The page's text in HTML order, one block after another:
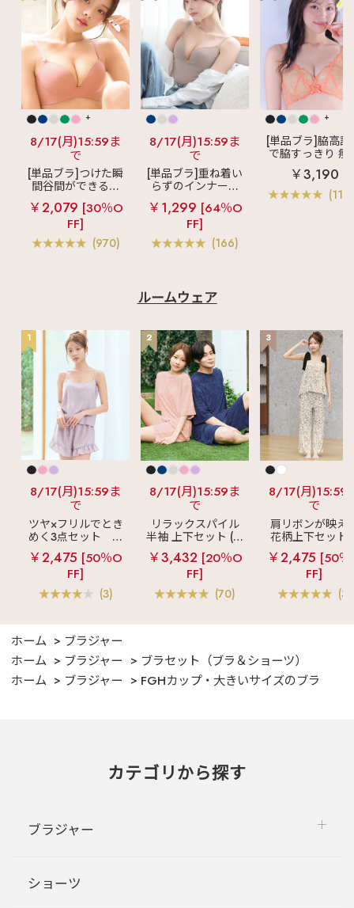
┈┈┈┈┈┈┈┈┈┈
┈♡ 最後までご覧いた
だきありがとうござい
ます♪ 気になる投稿
は"保存"がオススメ☑
aimerfeel（エメフィ
ール）の店舗や 公式
WEBサイトでもチェッ
クしてみてね🧸🤍 この
投稿の他にも ・ランジ
ェリー、ルームウェア
の商品情報 ・下着にま
つわる最新情報 などな
ど毎日更新中🪄 ☞〖
@aimerfeel_official
♡┈┈┈┈┈┈┈┈┈
┈┈┈┈┈┈┈┈┈┈
┈♡ #aimerfeel #エ
メフィール #グラマラ
スサイズ #ブラジャー
ー 脇高 ブラジャー&
ショーツ (FGHカップ)
✧1202201g 小さく見
せる ノンワイヤー ブ
ラジャー&ショーツ
(グラマーサイズ)
✧1602601g シームレ
ス バーレスク脇高ブラ
(R) ブラジャー＆ハー
フバックショーツ
(FGHカップ)
✧1601701g シフォン
フリル 脇高 ブラジャ
ー&ショーツ (FGHカ
ップ) ✧1201915 エア
リークール すっぽり包
ラ (グラマーサイズ)
✧1602701g フラワー
バタフライコード ブラ
ジャー&ショーツ
ヤー ブラジャー&ショ
ーツ (グラマーサイズ)
せる ギンガムチェック
フリル ノンワイヤー
ブラジャー&ショーツ
(グラマーサイズ)
♡┈┈┈┈┈┈┈┈┈
┈┈┈┈┈┈┈┈┈┈
┈♡ 最後までご覧いた
だきありがとうござい
ます♪ 気になる投稿
は"保存"がオススメ☑
aimerfeel（エメフィ
ール）の店舗や 公式
WEBサイトでもチェッ
クしてみてね🧸🤍 この
投稿の他にも ・ランジ
ェリー、ルームウェア
の商品情報 ・下着にま
つわる最新情報 などな
ど毎日更新中🪄 ☞〖
@aimerfeel_official
♡┈┈┈┈┈┈┈┈┈
┈┈┈┈┈┈┈┈┈┈
┈♡ #aimerfeel #エ
サイズ #下着選び #グ
+
8/17(月)15:59ま
で
[単品ブラ]つけた瞬
間谷間ができるシ
ームレスブラ
超
盛ブラ(R) シームレ
ス 単品ブラジャー
￥2,079 [30％O
FF]
(970)
8/17(月)15:59ま
で
[単品ブラ]重ね着い
らずのインナーブ
ラ
リッチバスト
ブラトップ (ワイヤ
ー入り)
￥1,299 [64％O
FF]
(166)
+
[単品ブラ]脇高設
で脇すっきり 痩
見えブラ
カシ
クールレース脇
ブラ(R) 単品ブラ
ャー
￥3,190
ルームウェア
1
8/17(月)15:59ま
で
ツヤ×フリルでとき
めく3点セット
シ
ルキー ショートパ
ンツ 3点セット
￥2,475 [50％O
FF]
(3)
2
8/17(月)15:59ま
で
リラックスパイル
半袖 上下セット (男
女兼用サイズ)
￥3,432 [20％O
FF]
(70)
3
8/17(月)15:59
で
肩リボンが映え
花柄上下セット
メニーフラワー
ングパンツ 上下
ット
￥2,475 [50
FF]
(3)
ホーム
ブラジャー
ホーム
ブラジャー
ブラセット（ブラ＆ショーツ）
ホーム
ブラジャー FGHカップ・大きいサイズのブラ
カテゴリから探す
ブラジャー
ショーツ